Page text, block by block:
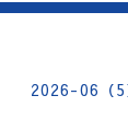
2026-06（5